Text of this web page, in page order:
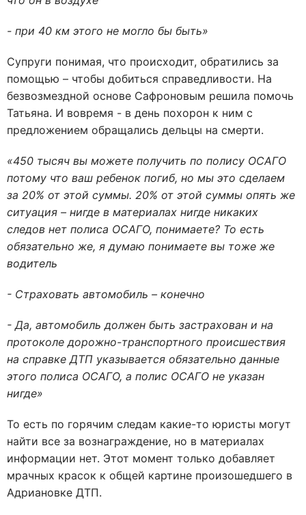
- при 40 км этого не могло бы быть»
Супруги понимая, что происходит, обратились за
помощью – чтобы добиться справедливости. На
безвозмездной основе Сафроновым решила помочь
Татьяна. И вовремя - в день похорон к ним с
предложением обращались дельцы на смерти.
«450 тысяч вы можете получить по полису ОСАГО
потому что ваш ребенок погиб, но мы это сделаем
за 20% от этой суммы. 20% от этой суммы опять же
ситуация – нигде в материалах нигде никаких
следов нет полиса ОСАГО, понимаете? То есть
обязательно же, я думаю понимаете вы тоже же
водитель
- Страховать автомобиль – конечно
- Да, автомобиль должен быть застрахован и на
протоколе дорожно-транспортного происшествия
на справке ДТП указывается обязательно данные
этого полиса ОСАГО, а полис ОСАГО не указан
нигде»
То есть по горячим следам какие-то юристы могут
найти все за вознаграждение, но в материалах
информации нет. Этот момент только добавляет
мрачных красок к общей картине произошедшего в
Адриановке ДТП.